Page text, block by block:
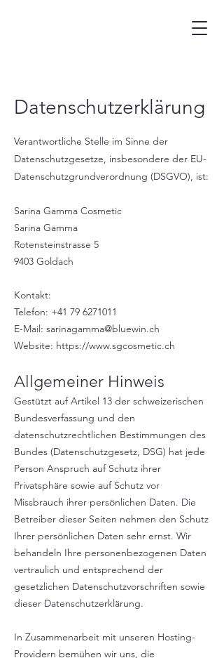
Datenschutzerklärung
Verantwortliche Stelle im Sinne der
Datenschutzgesetze, insbesondere der EU-
Datenschutzgrundverordnung (DSGVO), ist:
Sarina Gamma Cosmetic
Sarina Gamma
Rotensteinstrasse 5
9403 Goldach
Kontakt:
Telefon: +41 79 6271011
E-Mail: sarinagamma@bluewin.ch
Website: https://www.sgcosmetic.ch
Allgemeiner Hinweis
Gestützt auf Artikel 13 der schweizerischen
Bundesverfassung und den
datenschutzrechtlichen Bestimmungen des
Bundes (Datenschutzgesetz, DSG) hat jede
Person Anspruch auf Schutz ihrer
Privatsphäre sowie auf Schutz vor
Missbrauch ihrer persönlichen Daten. Die
Betreiber dieser Seiten nehmen den Schutz
Ihrer persönlichen Daten sehr ernst. Wir
behandeln Ihre personenbezogenen Daten
vertraulich und entsprechend der
gesetzlichen Datenschutzvorschriften sowie
dieser Datenschutzerklärung.
In Zusammenarbeit mit unseren Hosting-
Providern bemühen wir uns, die